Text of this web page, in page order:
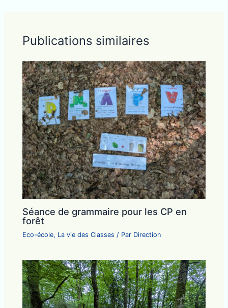
Publications similaires
Séance de grammaire pour les CP en
forêt
Eco-école, La vie des Classes / Par Direction